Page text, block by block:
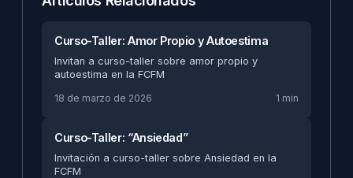
Curso-Taller: Amor Propio y Autoestima
Invitan a curso-taller sobre amor propio y
autoestima en la FCFM
18 de marzo de 2026
1 min
Curso-Taller: “Ansiedad”
Invitación a curso-taller sobre Ansiedad en la
FCFM